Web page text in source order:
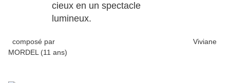
cieux en un spectacle
lumineux.
composé par
Viviane
MORDEL (11 ans)